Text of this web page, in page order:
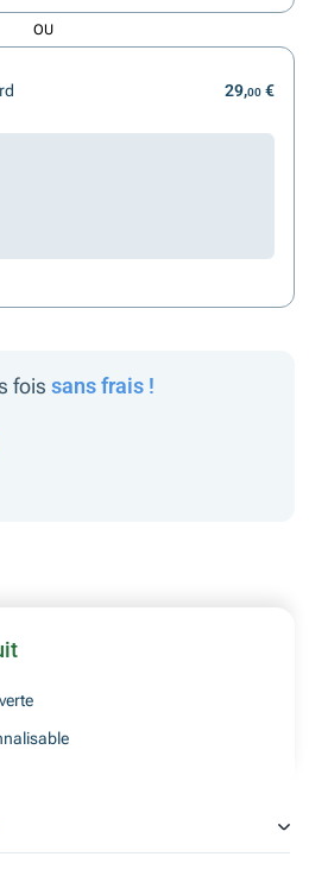
OU
29,00 €
fois sans frais !